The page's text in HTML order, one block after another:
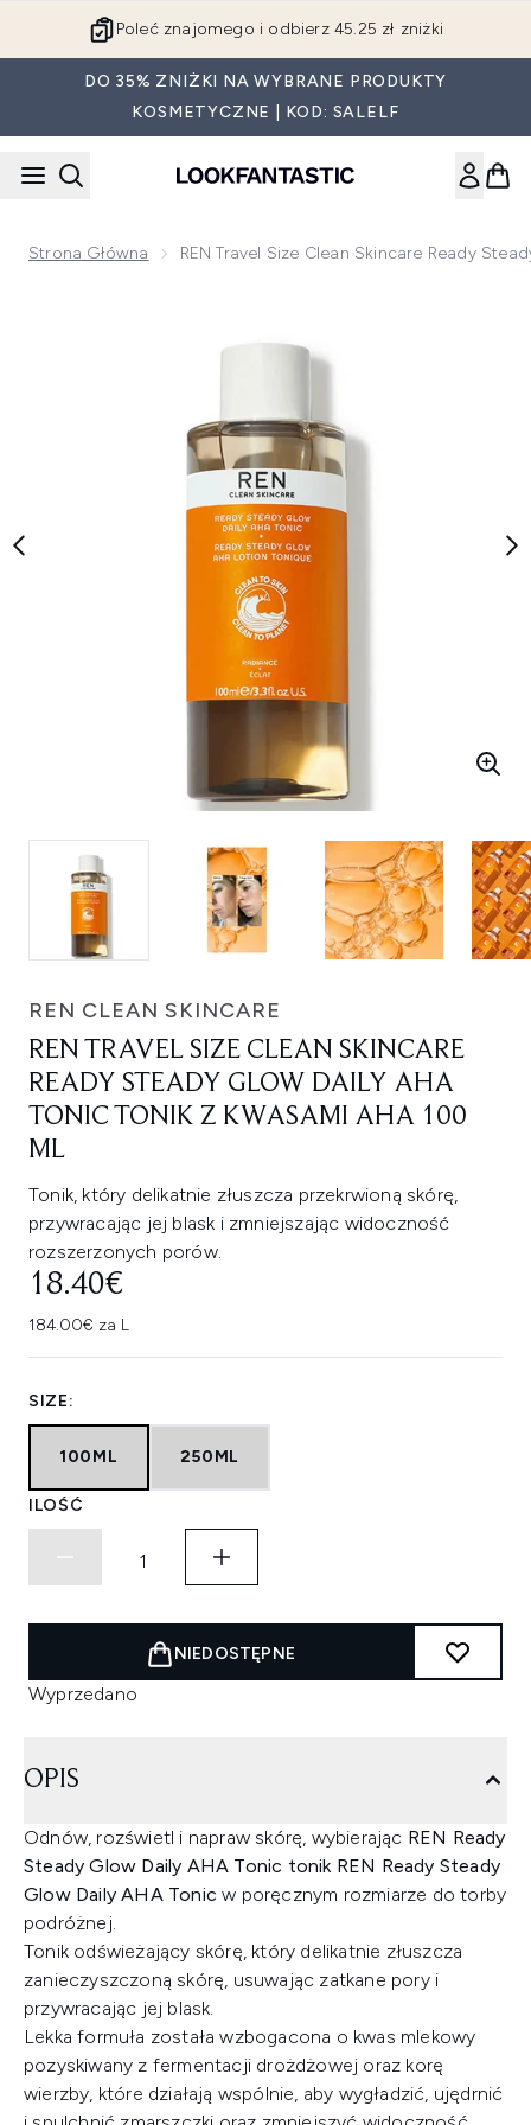
Poleć znajomego i odbierz 45.25 zł zniżki
DO 35% ZNIŻKI NA WYBRANE PRODUKTY
KOSMETYCZNE | KOD: SALELF
Strona Główna REN Travel Size Clean Skincare Ready
REN CLEAN SKINCARE
REN TRAVEL SIZE CLEAN SKINCARE
READY STEADY GLOW DAILY AHA
TONIC TONIK Z KWASAMI AHA 100
ML
Tonik, który delikatnie złuszcza przekrwioną skórę,
przywracając jej blask i zmniejszając widoczność
rozszerzonych porów.
18.40€
184.00€ za L
SIZE:
100ML 250ML
ILOŚĆ
NIEDOSTĘPNE
Wyprzedano
OPIS
Odnów, rozświetl i napraw skórę, wybierając REN Ready
Steady Glow Daily AHA Tonic tonik REN Ready Steady
Glow Daily AHA Tonic w poręcznym rozmiarze do torby
podróżnej.
Tonik odświeżający skórę, który delikatnie złuszcza
zanieczyszczoną skórę, usuwając zatkane pory i
przywracając jej blask.
Lekka formuła została wzbogacona o kwas mlekowy
pozyskiwany z fermentacji drożdżowej oraz korę
wierzby, które działają wspólnie, aby wygładzić, ujędrnić